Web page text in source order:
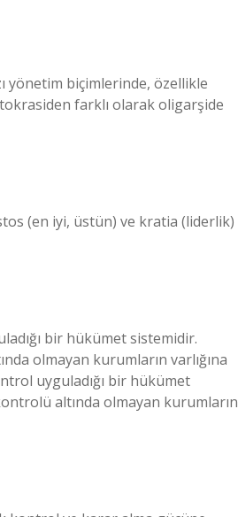
yönetim biçimlerinde, özellikle
farklı olarak oligarşide
(en iyi, üstün) ve kratia (liderlik)
bir hükümet sistemidir.
olmayan kurumların varlığına
uyguladığı bir hükümet
altında olmayan kurumların